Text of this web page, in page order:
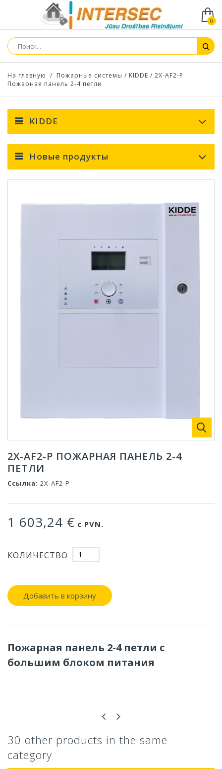
0
На главную / Пожарные системы / KIDDE / 2X-AF2-P
Пожарная панель 2-4 петли
KIDDE
Новые продукты
2X-AF2-P ПОЖАРНАЯ ПАНЕЛЬ 2-4
ПЕТЛИ
Ссылка: 2X-AF2-P
1 603,24 € с PVN.
КОЛИЧЕСТВО
Добавить в корзину
Пожарная панель 2-4 петли с
большим блоком питания
30 other products in the same
category